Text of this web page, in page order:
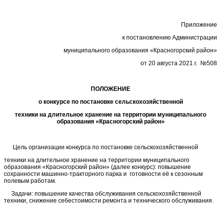
Приложение
к постановлению Администрации
муниципального образования «Красногорский район»
от 20 августа 2021 г. №508
ПОЛОЖЕНИЕ
о конкурсе по постановке сельскохозяйственной
техники на длительное хранение на территории муниципального
образования «Красногорский район»
Цель организации конкурса по постановке сельскохозяйственной
техники на длительное хранение на территории муниципального
образования «Красногорский район» (далее конкурс): повышение
сохранности машинно-тракторного парка и готовности её к сезонным
полевым работам.
Задачи: повышение качества обслуживания сельскохозяйственной
техники, снижение себестоимости ремонта и технического обслуживания.